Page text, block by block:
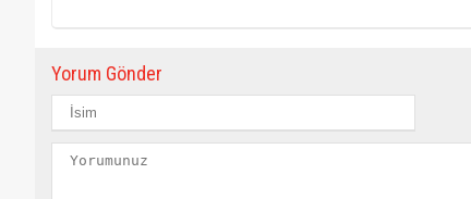
Yorum Gönder